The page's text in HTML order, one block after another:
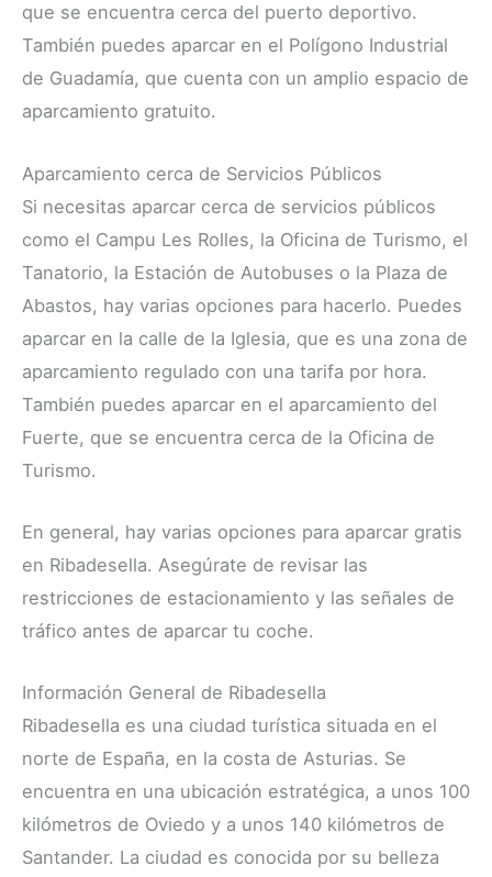
que se encuentra cerca del puerto deportivo.
También puedes aparcar en el Polígono Industrial
de Guadamía, que cuenta con un amplio espacio de
aparcamiento gratuito.
Aparcamiento cerca de Servicios Públicos
Si necesitas aparcar cerca de servicios públicos
como el Campu Les Rolles, la Oficina de Turismo, el
Tanatorio, la Estación de Autobuses o la Plaza de
Abastos, hay varias opciones para hacerlo. Puedes
aparcar en la calle de la Iglesia, que es una zona de
aparcamiento regulado con una tarifa por hora.
También puedes aparcar en el aparcamiento del
Fuerte, que se encuentra cerca de la Oficina de
Turismo.
En general, hay varias opciones para aparcar gratis
en Ribadesella. Asegúrate de revisar las
restricciones de estacionamiento y las señales de
tráfico antes de aparcar tu coche.
Información General de Ribadesella
Ribadesella es una ciudad turística situada en el
norte de España, en la costa de Asturias. Se
encuentra en una ubicación estratégica, a unos 100
kilómetros de Oviedo y a unos 140 kilómetros de
Santander. La ciudad es conocida por su belleza